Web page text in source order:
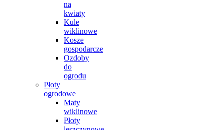
na
kwiaty
Kule
wiklinowe
Kosze
gospodarcze
Ozdoby
do
ogrodu
Płoty
ogrodowe
Maty
wiklinowe
Płoty